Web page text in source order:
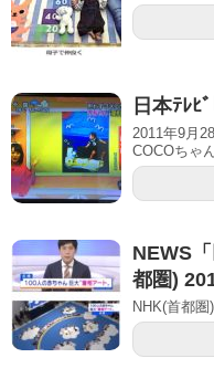
日本ﾃﾚﾋ
2011年9月
COCOちゃ
NEWS
都圏)
NHK(首都